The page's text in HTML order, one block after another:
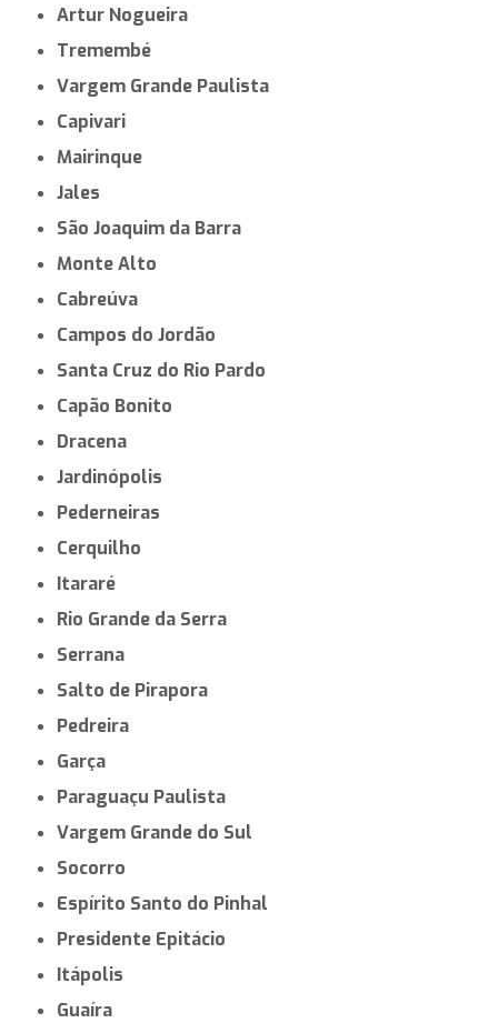
Artur Nogueira
Tremembé
Vargem Grande Paulista
Capivari
Mairinque
Jales
São Joaquim da Barra
Monte Alto
Cabreúva
Campos do Jordão
Santa Cruz do Rio Pardo
Capão Bonito
Dracena
Jardinópolis
Pederneiras
Cerquilho
Itararé
Rio Grande da Serra
Serrana
Salto de Pirapora
Pedreira
Garça
Paraguaçu Paulista
Vargem Grande do Sul
Socorro
Espírito Santo do Pinhal
Presidente Epitácio
Itápolis
Guaíra